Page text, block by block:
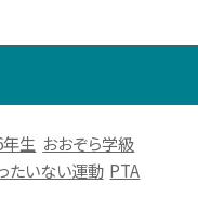
生 おおぞら学級
たいない運動 PTA